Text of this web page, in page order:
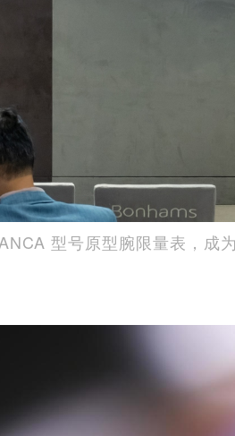
型号原型腕限量表，成